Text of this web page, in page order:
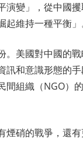
變」，從中國
維持一種平衡」
美國對中國的
和意識形態的
組織（NGO）
硝的戰爭，還